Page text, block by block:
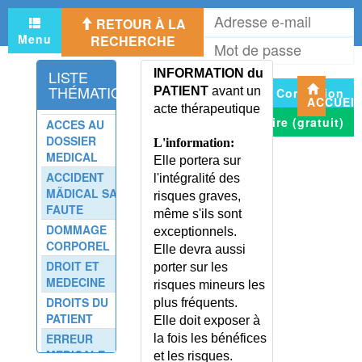
Menu
RETOUR À LA
RECHERCHE
Connexion
S'inscrire (gratuit)
LISTE
THÉMATIQUE
ACCES AU
DOSSIER
MEDICAL
ACCIDENT
MÃDICAL SANS
FAUTE
DOMMAGE
CORPOREL
DROIT ET
MEDECINE
DROITS DU
PATIENT
ERREUR
MEDICALE
INFECTION URINAIRE CHEZ LE
NOURRISSON
INFECTIONS EMERGENTES
INFECTIONS OPPORTUNISTES
INFECTIONS RESPIRATOIRES
RECIDIVANTES ADULTE
INFECTIONS RESPIRATOIRES
RECIDIVANTES ENFANT
INFECTIONS SEXUELLEMENT
TRANSMISSIBLES
INFECTIONS SEXUELLEMENT
TRANSMISSIBLES - CONSEILS
INFECTIONS SEXUELLEMENT
TRANSMISSIBLES -
CONTAGION
INFILTRATION DU FOIE
INFILTRATION EXTRADURALE
INFILTRATIONS
THERAPEUTIQUES
INFORMATION du
PATIENT avant un
acte thérapeutique
L'information:
Elle portera sur
l'intégralité des
risques graves,
même s'ils sont
exceptionnels.
Elle devra aussi
porter sur les
risques mineurs les
plus fréquents.
Elle doit exposer à
la fois les bénéfices
et les risques.